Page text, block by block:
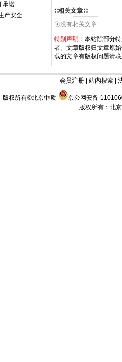
承诺…
产安全…
∷相关文章∷
☉没有相关文章
特别声明： 本站除部分
者。文章版权归文章原
载的文章有版权问题请
会员注册 |站内搜索 |
版权所有©北京中质
京公网安备
版权所有： 北